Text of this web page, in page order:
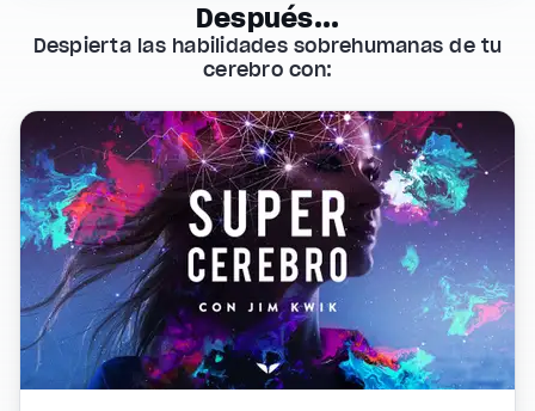
Después...
Despierta las habilidades sobrehumanas de tu
cerebro con: